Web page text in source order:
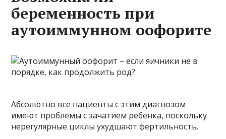
беременность при
аутоиммунном оофорите
Абсолютно все пациенты с этим диагнозом
имеют проблемы с зачатием ребенка, поскольку
нерегулярные циклы ухудшают фертильность.